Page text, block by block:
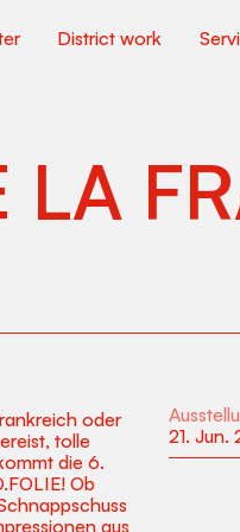
District work
LA
oder
tolle
die 6.
Ob
aus
21. Jun.